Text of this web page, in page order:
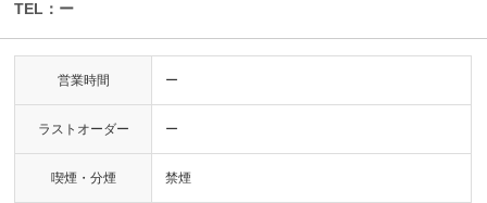
TEL：ー
営業時間 ー
ラストオーダー ー
喫煙・分煙 禁煙